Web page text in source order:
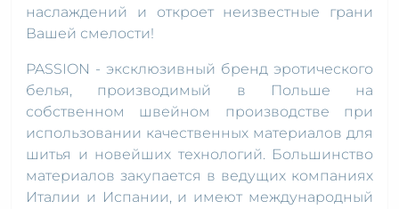
наслаждений и откроет неизвестные грани
Вашей смелости!
PASSION - эксклюзивный бренд эротического
белья, производимый в Польше на
собственном швейном производстве при
использовании качественных материалов для
шитья и новейших технологий. Большинство
материалов закупается в ведущих компаниях
Италии и Испании, и имеют международный